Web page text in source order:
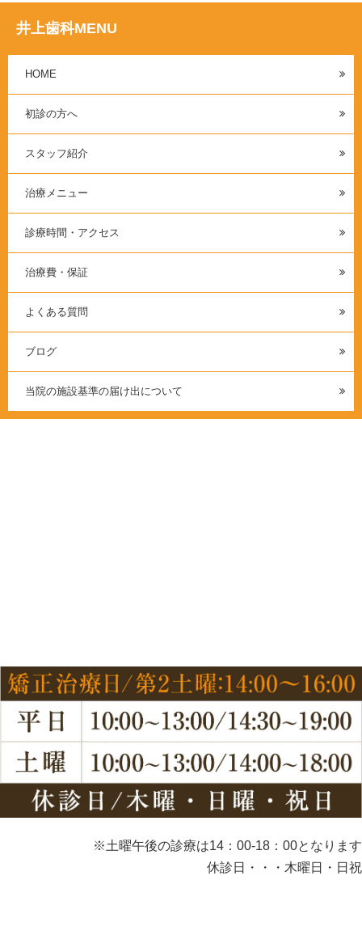
井上歯科MENU
HOME
初診の方へ
スタッフ紹介
治療メニュー
診療時間・アクセス
治療費・保証
よくある質問
ブログ
当院の施設基準の届け出について
※土曜午後の診療は14：00-18：00となります
休診日・・・木曜日・日祝